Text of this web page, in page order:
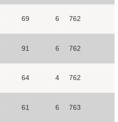
69 6 762
91 6 762
64 4 762
61 6 763